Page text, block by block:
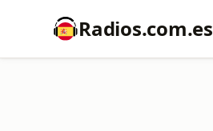
Radios.com.es